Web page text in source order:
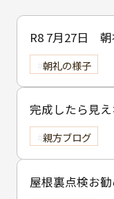
R8 7月27日
朝礼の様子
完成したら見
は下塗りです
親方ブログ
屋根裏点検お